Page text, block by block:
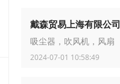
戴森贸易上海有限公司
吸尘器，吹风机，风扇
2024-07-01 10:58:49